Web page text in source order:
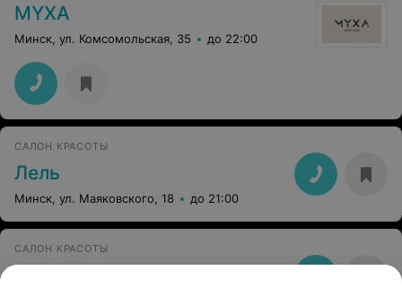
MYXA
Минск, ул. Комсомольская, 35 до 22:00
САЛОН КРАСОТЫ
Лель
Минск, ул. Маяковского, 18 до 21:00
САЛОН КРАСОТЫ